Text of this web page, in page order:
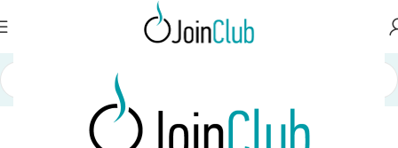
Καπνού Προϊόντα Καπνού & Αξεσουάρ